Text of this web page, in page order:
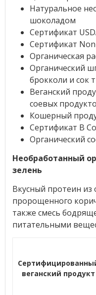
Натуральное
шоколадом
Сертификат
Сертификат
Органическая
Органический
брокколи и сок
Веганский
соевых
Кошерный
Сертификат B
Органический
Необработанный
зелень
Вкусный протеин из
пророщенного
также смесь
питательными
веганский продукт